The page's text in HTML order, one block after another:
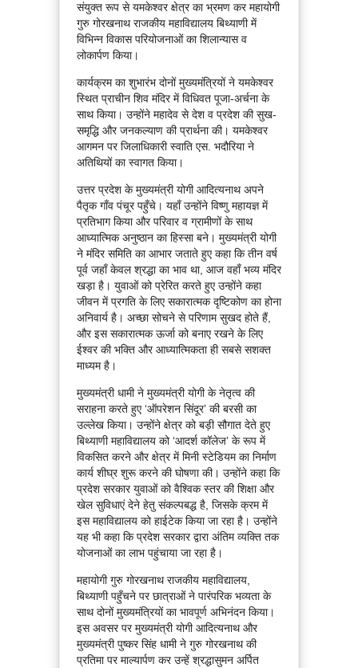
संयुक्त रूप से यमकेश्वर क्षेत्र का भ्रमण कर महायोगी
गुरु गोरखनाथ राजकीय महाविद्यालय बिथ्याणी में
विभिन्न विकास परियोजनाओं का शिलान्यास व
लोकार्पण किया।
कार्यक्रम का शुभारंभ दोनों मुख्यमंत्रियों ने यमकेश्वर
स्थित प्राचीन शिव मंदिर में विधिवत पूजा-अर्चना के
साथ किया। उन्होंने महादेव से देश व प्रदेश की सुख-
समृद्धि और जनकल्याण की प्रार्थना की। यमकेश्वर
आगमन पर जिलाधिकारी स्वाति एस. भदौरिया ने
अतिथियों का स्वागत किया।
उत्तर प्रदेश के मुख्यमंत्री योगी आदित्यनाथ अपने
पैतृक गाँव पंचूर पहुँचे। यहाँ उन्होंने विष्णु महायज्ञ में
प्रतिभाग किया और परिवार व ग्रामीणों के साथ
आध्यात्मिक अनुष्ठान का हिस्सा बने। मुख्यमंत्री योगी
ने मंदिर समिति का आभार जताते हुए कहा कि तीन वर्ष
पूर्व जहाँ केवल श्रद्धा का भाव था, आज वहाँ भव्य मंदिर
खड़ा है। युवाओं को प्रेरित करते हुए उन्होंने कहा
जीवन में प्रगति के लिए सकारात्मक दृष्टिकोण का होना
अनिवार्य है। अच्छा सोचने से परिणाम सुखद होते हैं,
और इस सकारात्मक ऊर्जा को बनाए रखने के लिए
ईश्वर की भक्ति और आध्यात्मिकता ही सबसे सशक्त
माध्यम है।
मुख्यमंत्री धामी ने मुख्यमंत्री योगी के नेतृत्व की
सराहना करते हुए ‘ऑपरेशन सिंदूर’ की बरसी का
उल्लेख किया। उन्होंने क्षेत्र को बड़ी सौगात देते हुए
बिथ्याणी महाविद्यालय को ‘आदर्श कॉलेज’ के रूप में
विकसित करने और क्षेत्र में मिनी स्टेडियम का निर्माण
कार्य शीघ्र शुरू करने की घोषणा की। उन्होंने कहा कि
प्रदेश सरकार युवाओं को वैश्विक स्तर की शिक्षा और
खेल सुविधाएं देने हेतु संकल्पबद्ध है, जिसके क्रम में
इस महाविद्यालय को हाईटेक किया जा रहा है। उन्होंने
यह भी कहा कि प्रदेश सरकार द्वारा अंतिम व्यक्ति तक
योजनाओं का लाभ पहुंचाया जा रहा है।
महायोगी गुरु गोरखनाथ राजकीय महाविद्यालय,
बिथ्याणी पहुँचने पर छात्राओं ने पारंपरिक भव्यता के
साथ दोनों मुख्यमंत्रियों का भावपूर्ण अभिनंदन किया।
इस अवसर पर मुख्यमंत्री योगी आदित्यनाथ और
मुख्यमंत्री पुष्कर सिंह धामी ने गुरु गोरखनाथ की
प्रतिमा पर माल्यार्पण कर उन्हें श्रद्धासुमन अर्पित